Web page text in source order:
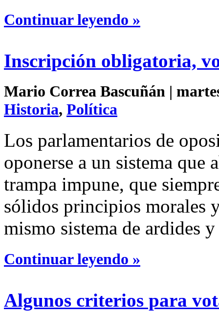
Continuar leyendo »
Inscripción obligatoria,
Mario Correa Bascuñán |
Historia, Política
Los parlamentarios de
oponerse a un sistema que
trampa impune, que
sólidos principios morales
mismo sistema de ardides
Continuar leyendo »
Algunos criterios para